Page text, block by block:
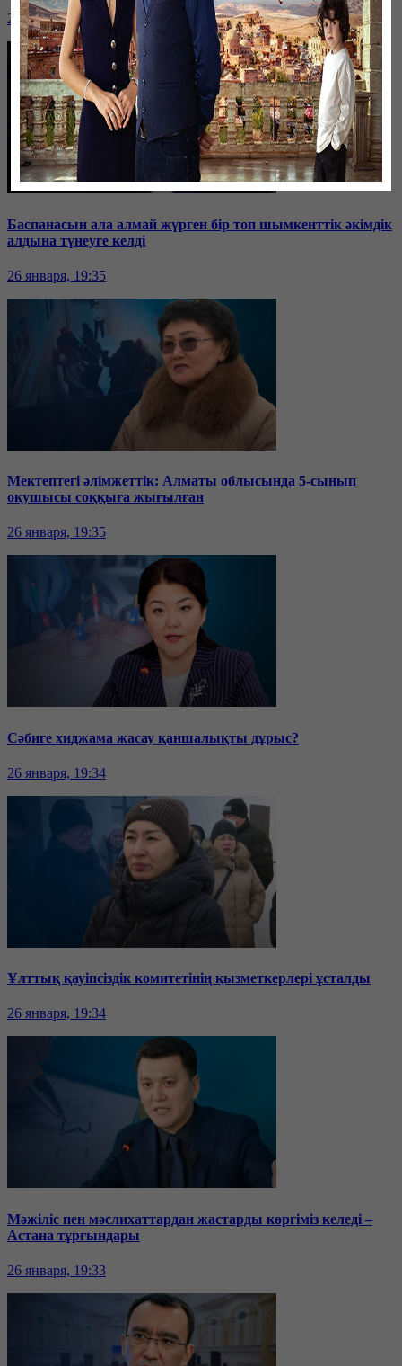
26 января, 19:36
Баспанасын ала алмай жүрген бір топ шымкенттік әкімдік
алдына түнеуге келді
26 января, 19:35
Мектептегі әлімжеттік: Алматы облысында 5-сынып
оқушысы соққыға жығылған
26 января, 19:35
Сәбиге хиджама жасау қаншалықты дұрыс?
26 января, 19:34
Ұлттық қауіпсіздік комитетінің қызметкерлері ұсталды
26 января, 19:34
Мәжіліс пен мәслихаттардан жастарды көргіміз келеді –
Астана тұрғындары
26 января, 19:33